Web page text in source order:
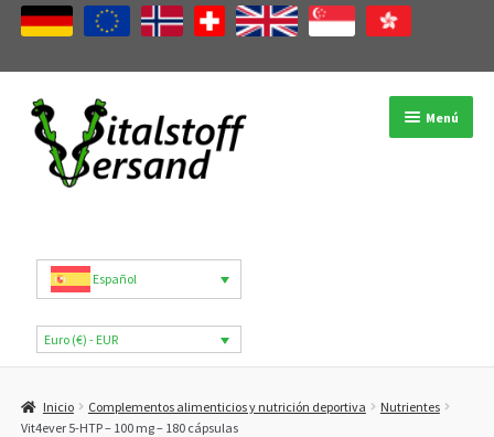
navegación
contenido
Menú
Categorías de productos
Marcas
B2B
Español
Euro (€) - EUR
Inicio Complementos alimenticios y nutrición deportiva
Nutrientes
Vit4ever 5-HTP – 100 mg – 180 cápsulas